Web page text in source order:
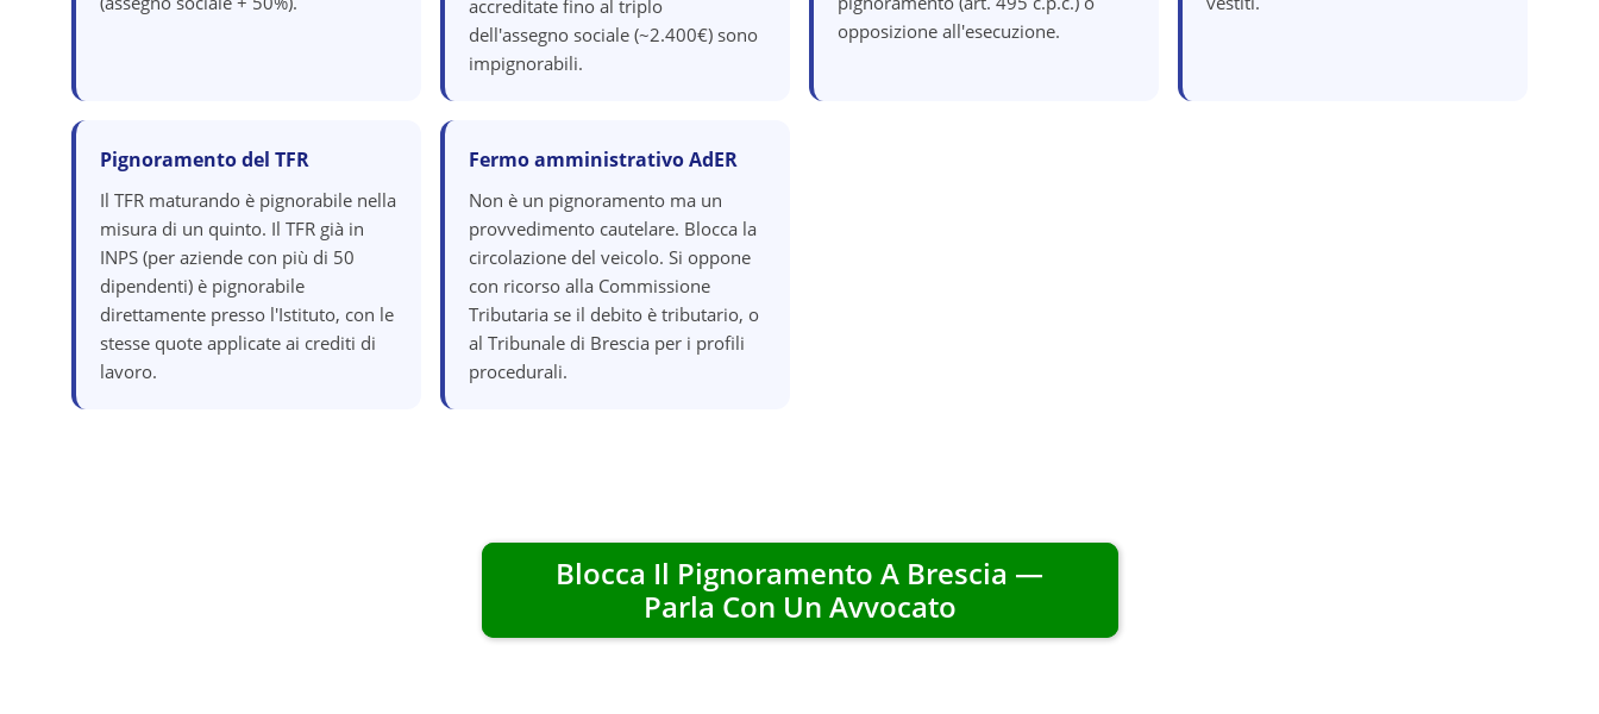
accreditate fino al triplo
dell'assegno sociale (~2.400€) sono
impignorabili.
opposizione all'esecuzione.
Pignoramento del TFR
Il TFR maturando è pignorabile nella
misura di un quinto. Il TFR già in
INPS (per aziende con più di 50
dipendenti) è pignorabile
direttamente presso l'Istituto, con le
stesse quote applicate ai crediti di
lavoro.
Fermo amministrativo AdER
Non è un pignoramento ma un
provvedimento cautelare. Blocca la
circolazione del veicolo. Si oppone
con ricorso alla Commissione
Tributaria se il debito è tributario, o
al Tribunale di Brescia per i profili
procedurali.
Blocca Il Pignoramento A Brescia —
Parla Con Un Avvocato